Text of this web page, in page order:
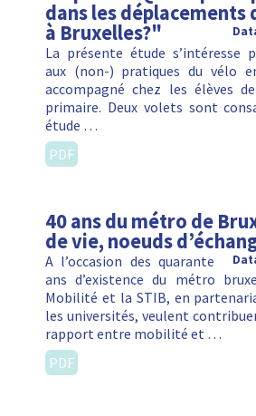
dans les déplacements
à Bruxelles?"
La présente étude s’intéresse
aux (non-) pratiques du vélo
accompagné chez les élèves
primaire. Deux volets sont
étude …
PDF
40 ans du métro de
de vie, noeuds
A l’occasion des quarante
ans d’existence du métro
Mobilité et la STIB, en
les universités, veulent
rapport entre mobilité et …
PDF